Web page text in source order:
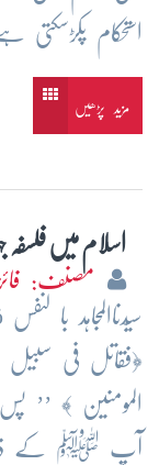
استحکام
مزید پڑھیں
اسلام میں فلسفہ
مصنف:
﴿فقاتل فی سبیل
المومنین ﴾ ’’
آپ ﷺ کے ذاتی